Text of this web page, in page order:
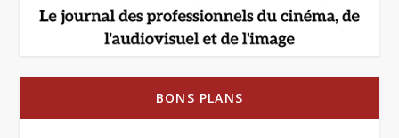
BONS PLANS